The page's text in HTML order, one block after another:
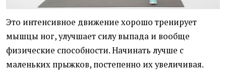
Это интенсивное движение хорошо тренирует
мышцы ног, улучшает силу выпада и вообще
физические способности. Начинать лучше с
маленьких прыжков, постепенно их увеличивая.